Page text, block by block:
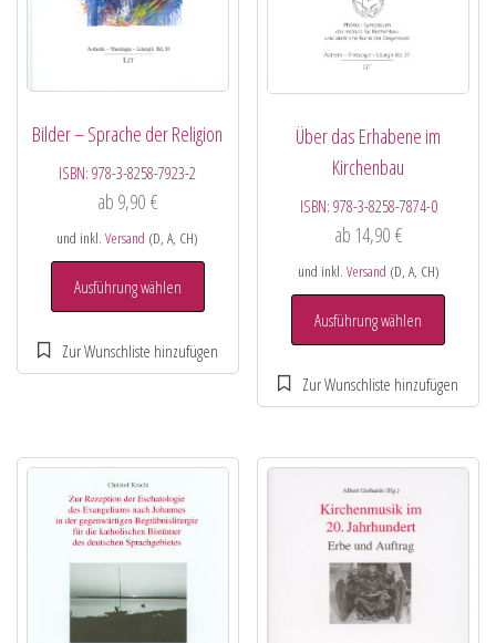
Bilder – Sprache der Religion
ISBN:978-3-8258-7923-2
ab 9,90 €
und inkl.Versand (D, A, CH)
Ausführung wählen
Über das Erhabene im
Kirchenbau
ISBN: 978-3-8258-7874-0
ab 14,90 €
und inkl. Versand (D, A, CH)
Ausführung wählen